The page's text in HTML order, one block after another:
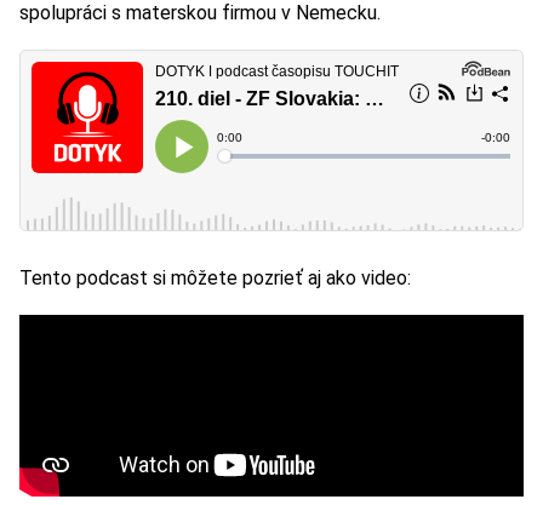
spolupráci s materskou firmou v Nemecku.
Tento podcast si môžete pozrieť aj ako video: